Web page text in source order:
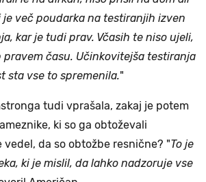
je več poudarka na testiranjih izven
kar je tudi prav. Včasih te niso ujeli,
pravem času. Učinkovitejša testiranja
sta vse to spremenila."
tudi vprašala, zakaj je potem
ki so ga obtoževali
da so obtožbe resnične? "To je
ki je mislil, da lahko nadzoruje vse